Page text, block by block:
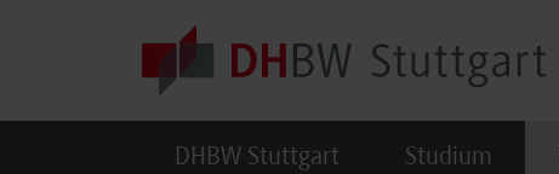
DHBW Stuttgart Studium